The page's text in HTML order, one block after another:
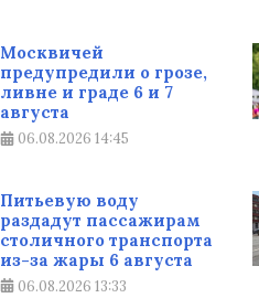
Москвичей
предупредили о грозе,
ливне и граде 6 и 7
августа
06.08.2026 14:45
Питьевую воду
раздадут пассажирам
столичного транспорта
из-за жары 6 августа
06.08.2026 13:33